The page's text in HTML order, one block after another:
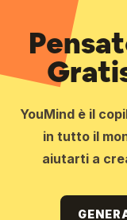
YouMind è il
in tutto il
aiutarti a